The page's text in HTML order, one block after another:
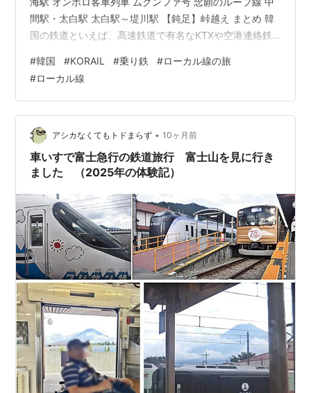
間駅・太白駅 太白駅～堤川駅 【鈍足】峠越え まとめ 韓
国の鉄道といえば、高速鉄道で有名なKTXや空港連絡鉄
は、それらに乗車するのは、とても楽しいですが、ほか
にも韓国国鉄には独特で面白いローカル線がいくつも存
在します。今回は韓国の鉄道の中でもかなりのローカル
線であるテベク線（太白線）に乗った感想とその車窓を
お届けします。 テベク線(太白線)とは？ テベク線は韓国
東部を走るローカル線です…
#韓国 #KORAIL #乗り鉄 #ローカル線の旅
#ローカル線
アシカなくてもトドまらず • 10ヶ月前
車いすで富士急行の鉄道旅行 富士山を見に行き
ました （2025年の体験記）